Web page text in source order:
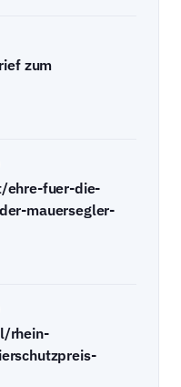
zum
fuer-die-
mauersegler-
rhein-